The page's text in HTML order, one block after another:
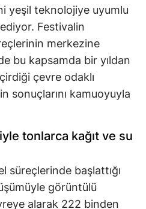
yeşil teknolojiye uyumlu
Festivalin
merkezine
bu kapsamda bir yıldan
çevre odaklı
sonuçlarını kamuoyuyla
tonlarca kağıt ve su
süreçlerinde başlattığı
görüntülü
alarak 222 binden